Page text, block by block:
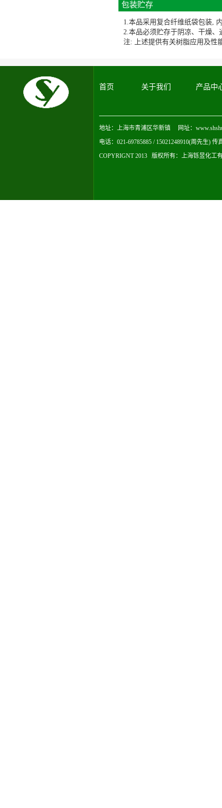
包装贮存
1.本品采用复合纤维纸袋包装,
2.本品必须贮存于阴凉、干燥
注: 上述提供有关树脂应用及性
首页 关于我们 产品中
地址：上海市青浦区华新镇 网址：
电话：021-69785885 / 15021248910(周先生) 传
COPYRIGNT 2013 版权所有： 上海铄昱化工